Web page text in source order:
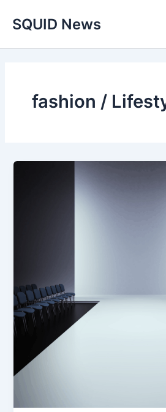
SQUID News
fashion /